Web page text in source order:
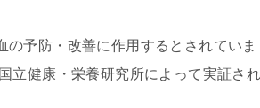
予防・改善に作用するとされていま
立健康・栄養研究所によって実証さ